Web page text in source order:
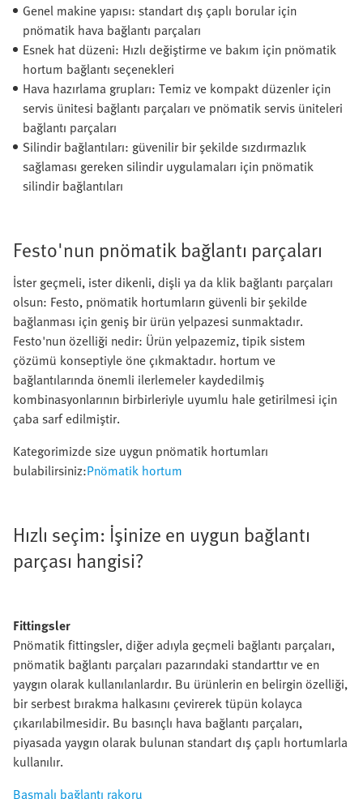
Genel makine yapısı: standart dış çaplı borular için
pnömatik hava bağlantı parçaları
Esnek hat düzeni: Hızlı değiştirme ve bakım için pnömatik
hortum bağlantı seçenekleri
Hava hazırlama grupları: Temiz ve kompakt düzenler için
servis ünitesi bağlantı parçaları ve pnömatik servis üniteleri
bağlantı parçaları
Silindir bağlantıları: güvenilir bir şekilde sızdırmazlık
sağlaması gereken silindir uygulamaları için pnömatik
silindir bağlantıları
Festo'nun pnömatik bağlantı parçaları
İster geçmeli, ister dikenli, dişli ya da klik bağlantı parçaları
olsun: Festo, pnömatik hortumların güvenli bir şekilde
bağlanması için geniş bir ürün yelpazesi sunmaktadır.
Festo'nun özelliği nedir: Ürün yelpazemiz, tipik sistem
çözümü konseptiyle öne çıkmaktadır. hortum ve
bağlantılarında önemli ilerlemeler kaydedilmiş
kombinasyonlarının birbirleriyle uyumlu hale getirilmesi için
çaba sarf edilmiştir.
Kategorimizde size uygun pnömatik hortumları
bulabilirsiniz:Pnömatik hortum
Hızlı seçim: İşinize en uygun bağlantı
parçası hangisi?
Fittingsler
Pnömatik fittingsler, diğer adıyla geçmeli bağlantı parçaları,
pnömatik bağlantı parçaları pazarındaki standarttır ve en
yaygın olarak kullanılanlardır. Bu ürünlerin en belirgin özelliği,
bir serbest bırakma halkasını çevirerek tüpün kolayca
çıkarılabilmesidir. Bu basınçlı hava bağlantı parçaları,
piyasada yaygın olarak bulunan standart dış çaplı hortumlarla
kullanılır.
Basmalı bağlantı rakoru